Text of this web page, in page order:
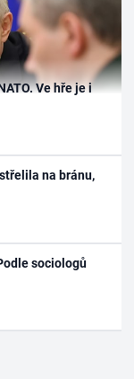
Ve hře je i
na bránu,
sociologů